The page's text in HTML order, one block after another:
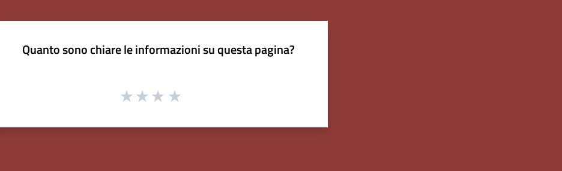
Quanto sono chiare le informazioni su questa pagina?